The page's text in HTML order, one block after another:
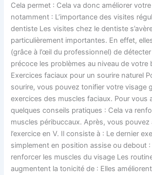
Cela permet : Cela va donc améliorer
notamment : L’importance des visites
dentiste Les visites chez le dentiste
particulièrement importantes. En effet,
(grâce à l’œil du professionnel) de
précoce les problèmes au niveau de votre
Exercices faciaux pour un sourire naturel
sourire, vous pouvez tonifier votre visage
exercices des muscles faciaux. Pour vous
quelques conseils pratiques : Cela va
muscles péribuccaux. Après, vous
l’exercice en V. Il consiste à : Le dernier
simplement en position assise ou debout
renforcer les muscles du visage Les
augmentent la tonicité de : Elles